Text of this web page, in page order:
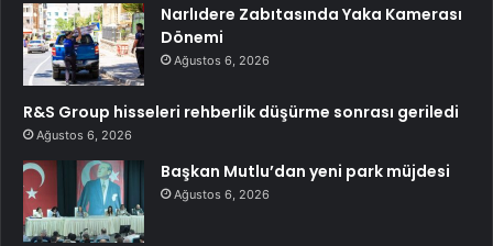
Narlıdere Zabıtasında Yaka Kamerası
Dönemi
Ağustos 6, 2026
R&S Group hisseleri rehberlik düşürme sonrası geriledi
Ağustos 6, 2026
Başkan Mutlu’dan yeni park müjdesi
Ağustos 6, 2026